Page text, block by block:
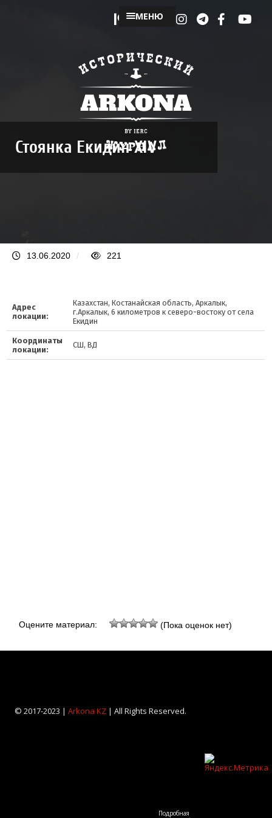
МЕНЮ
Стоянка Екидин XIV
13.06.2020 / 221
Адрес
локации:
Казахстан, Костанайская область, Аркалык,
г.Аркалык, 6 километров к северо-востоку от села
Екидин
Координаты
локации:
СШ, ВД
Оцените материал: (Пока оценок нет)
© 2017-2023 | Arkona KZ| All Rights Reserved.
Подробная